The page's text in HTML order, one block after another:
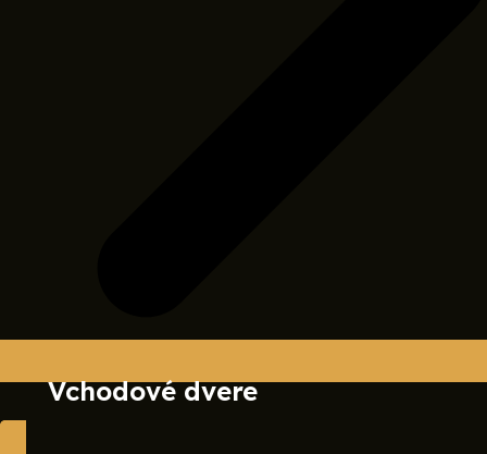
Vchodové dvere